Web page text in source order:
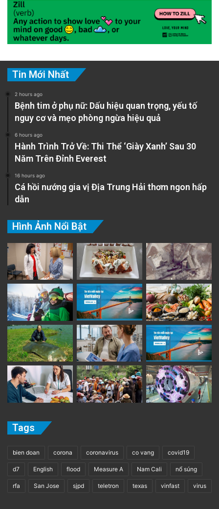
Tin Mới Nhất
2 hours ago
Bệnh tim ở phụ nữ: Dấu hiệu quan trọng, yếu tố
nguy cơ và mẹo phòng ngừa hiệu quả
6 hours ago
Hành Trình Trở Về: Thi Thể ‘Giày Xanh’ Sau 30
Năm Trên Đỉnh Everest
16 hours ago
Cá hồi nướng gia vị Địa Trung Hải thơm ngon hấp
dẫn
Hình Ảnh Nổi Bật
Tags
bien doan corona coronavirus co vang covid19
d7 English flood Measure A Nam Cali nổ súng
rfa San Jose sjpd teletron texas vinfast virus